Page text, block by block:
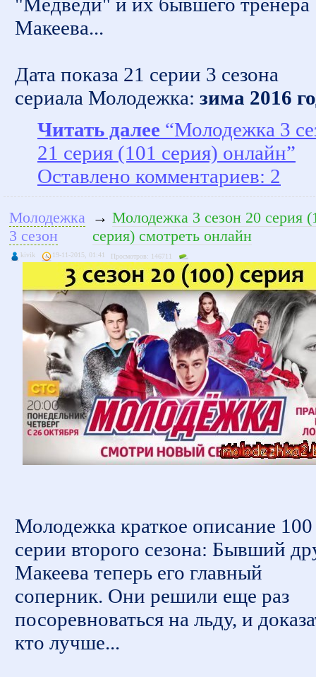
"Медведи" и их бывшего тренера
Макеева...
Дата показа 21 серии 3 сезона
сериала Молодежка: зима 2016
Читать далее “Молодежка 3
21 серия (101 серия) онлайн”
Оставлено комментариев: 2
Молодежка
3 сезон
→ Молодежка 3 сезон 20 серия
серия) смотреть онлайн
kivik 19-11-2015, 01:41 Просмотров: 146711
Молодежка краткое описание 100
серии второго сезона: Бывший
Макеева теперь его главный
соперник. Они решили еще раз
посоревноваться на льду, и
кто лучше...